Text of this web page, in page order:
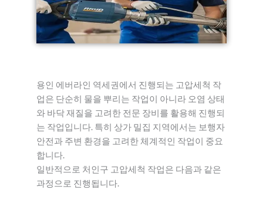
용인 에버라인 역세권에서 진행되는 고압세척 작
업은 단순히 물을 뿌리는 작업이 아니라 오염 상태
와 바닥 재질을 고려한 전문 장비를 활용해 진행되
는 작업입니다. 특히 상가 밀집 지역에서는 보행자
안전과 주변 환경을 고려한 체계적인 작업이 중요
합니다.
일반적으로 처인구 고압세척 작업은 다음과 같은
과정으로 진행됩니다.